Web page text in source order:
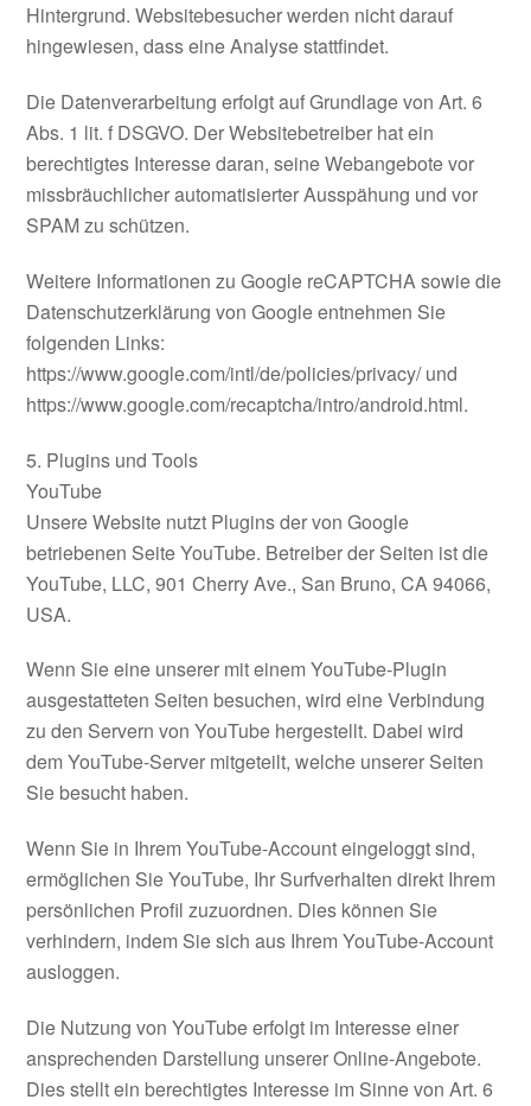
Hintergrund. Websitebesucher werden nicht darauf
hingewiesen, dass eine Analyse stattfindet.
Die Datenverarbeitung erfolgt auf Grundlage von Art. 6
Abs. 1 lit. f DSGVO. Der Websitebetreiber hat ein
berechtigtes Interesse daran, seine Webangebote vor
missbräuchlicher automatisierter Ausspähung und vor
SPAM zu schützen.
Weitere Informationen zu Google reCAPTCHA sowie die
Datenschutzerklärung von Google entnehmen Sie
folgenden Links:
https://www.google.com/intl/de/policies/privacy/ und
https://www.google.com/recaptcha/intro/android.html.
5. Plugins und Tools
YouTube
Unsere Website nutzt Plugins der von Google
betriebenen Seite YouTube. Betreiber der Seiten ist die
YouTube, LLC, 901 Cherry Ave., San Bruno, CA 94066,
USA.
Wenn Sie eine unserer mit einem YouTube-Plugin
ausgestatteten Seiten besuchen, wird eine Verbindung
zu den Servern von YouTube hergestellt. Dabei wird
dem YouTube-Server mitgeteilt, welche unserer Seiten
Sie besucht haben.
Wenn Sie in Ihrem YouTube-Account eingeloggt sind,
ermöglichen Sie YouTube, Ihr Surfverhalten direkt Ihrem
persönlichen Profil zuzuordnen. Dies können Sie
verhindern, indem Sie sich aus Ihrem YouTube-Account
ausloggen.
Die Nutzung von YouTube erfolgt im Interesse einer
ansprechenden Darstellung unserer Online-Angebote.
Dies stellt ein berechtigtes Interesse im Sinne von Art. 6